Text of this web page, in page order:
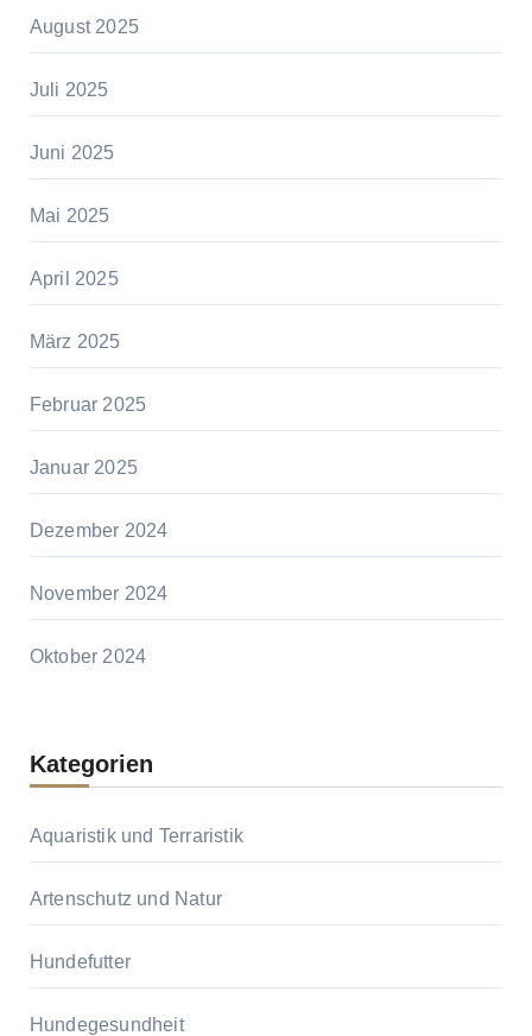
August 2025
Juli 2025
Juni 2025
Mai 2025
April 2025
März 2025
Februar 2025
Januar 2025
Dezember 2024
November 2024
Oktober 2024
Kategorien
Aquaristik und Terraristik
Artenschutz und Natur
Hundefutter
Hundegesundheit